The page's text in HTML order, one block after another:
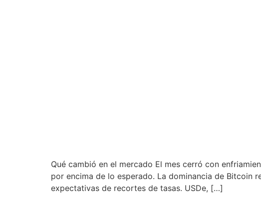
Qué cambió en el mercado El mes cerró con
por encima de lo esperado. La dominancia de Bitcoin
expectativas de recortes de tasas. USDe, […]